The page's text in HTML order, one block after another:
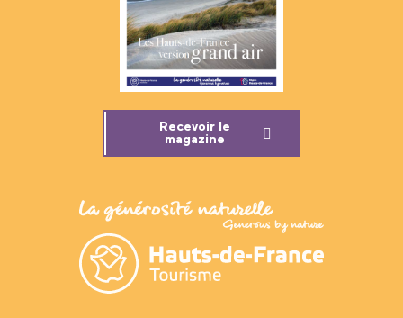
Recevoir le
magazine